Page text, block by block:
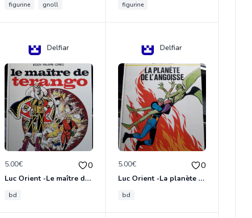
figurine gnoll figurine
Delfiar
5.00€ 0
Luc Orient -Le maître de terango
bd
Delfiar
5.00€ 0
Luc Orient -La planète de l'angoisse
bd